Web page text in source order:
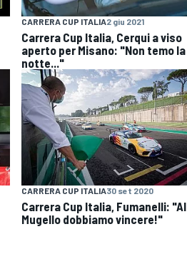
CARRERA CUP ITALIA2 giu 2021
Carrera Cup Italia, Cerqui a viso
aperto per Misano: "Non temo la
notte..."
CARRERA CUP ITALIA30 set 2020
Carrera Cup Italia, Fumanelli: "Al
Mugello dobbiamo vincere!"